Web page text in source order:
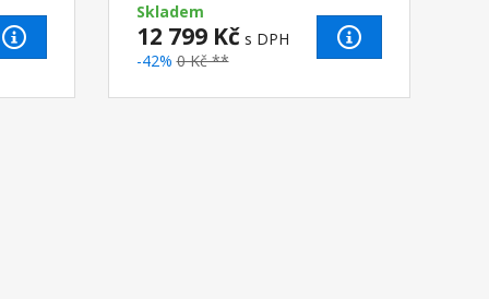
matrace 180 × 200 cm nebo 2 kusy
90 × 200 cm vho...
Skladem
12 799 Kč s DPH
-42% 0 Kč **